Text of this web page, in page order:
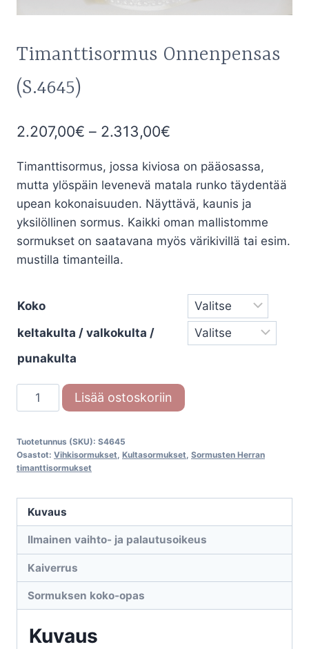
Timanttisormus Onnenpensas
(S.4645)
2.207,00€ – 2.313,00€
-
2.313,00€
Timanttisormus, jossa kiviosa on pääosassa,
mutta ylöspäin levenevä matala runko täydentää
upean kokonaisuuden. Näyttävä, kaunis ja
yksilöllinen sormus. Kaikki oman mallistomme
sormukset on saatavana myös värikivillä tai esim.
mustilla timanteilla.
Koko
keltakulta / valkokulta /
punakulta
Timanttisormus
Onnenpensas
määrä
Lisää ostoskoriin
Tuotetunnus (SKU): S4645
Osastot: Vihkisormukset, Kultasormukset, Sormusten Herran
timanttisormukset
Kuvaus
Ilmainen vaihto- ja palautusoikeus
Kaiverrus
Sormuksen koko-opas
Kuvaus